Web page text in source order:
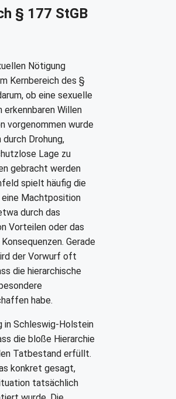
§ 177 StGB
Nötigung
Kernbereich des §
ob eine sexuelle
erkennbaren Willen
vorgenommen wurde
Drohung,
Lage zu
gebracht werden
spielt häufig die
eine Machtposition
durch das
Vorteilen oder das
Gerade
der Vorwurf oft
die hierarchische
habe.
in Schleswig-Holstein
die bloße Hierarchie
Tatbestand erfüllt.
konkret gesagt,
tatsächlich